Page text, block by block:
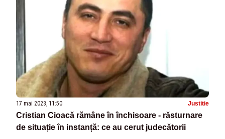
17 mai 2023, 11:50 Justitie
Cristian Cioacă rămâne în închisoare - răsturnare
de situație în instanță: ce au cerut judecătorii